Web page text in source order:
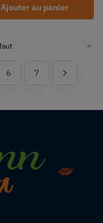
Ajouter au panier
6 7